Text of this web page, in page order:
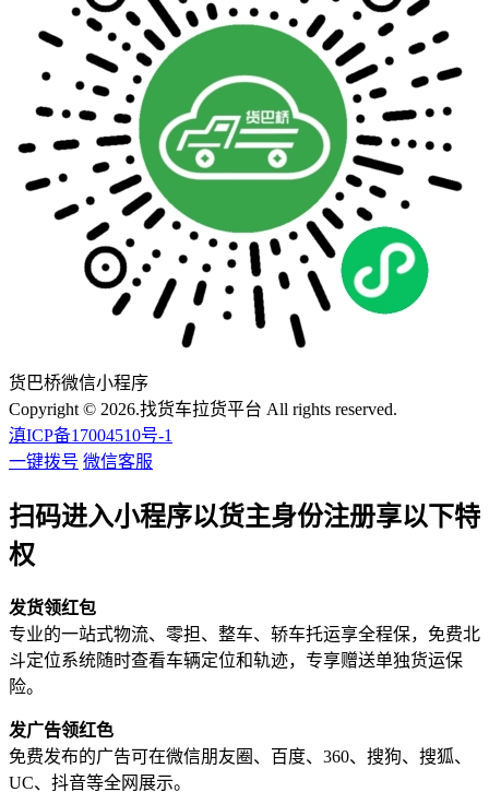
货巴桥微信小程序
Copyright © 2026.找货车拉货平台 All rights reserved.
滇ICP备17004510号-1
一键拨号 微信客服
扫码进入小程序以货主身份注册享以下特
权
发货领红包
专业的一站式物流、零担、整车、轿车托运享全程保，免费北
斗定位系统随时查看车辆定位和轨迹，专享赠送单独货运保
险。
发广告领红色
免费发布的广告可在微信朋友圈、百度、360、搜狗、搜狐、
UC、抖音等全网展示。